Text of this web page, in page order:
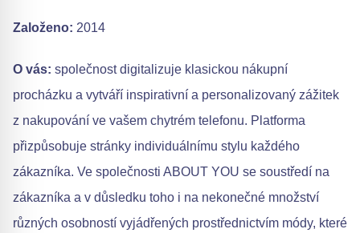
Založeno: 2014
O vás: společnost digitalizuje klasickou nákupní
procházku a vytváří inspirativní a personalizovaný zážitek
z nakupování ve vašem chytrém telefonu. Platforma
přizpůsobuje stránky individuálnímu stylu každého
zákazníka. Ve společnosti ABOUT YOU se soustředí na
zákazníka a v důsledku toho i na nekonečné množství
různých osobností vyjádřených prostřednictvím módy, které